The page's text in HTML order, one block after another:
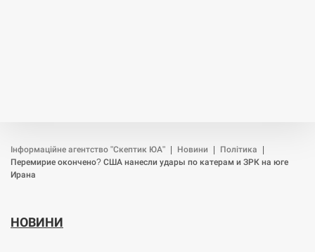
Інформаційне агентство "Скептик ЮА" Новини Політика
Перемирие окончено? США нанесли удары по катерам и ЗРК на юге
Ирана
НОВИНИ